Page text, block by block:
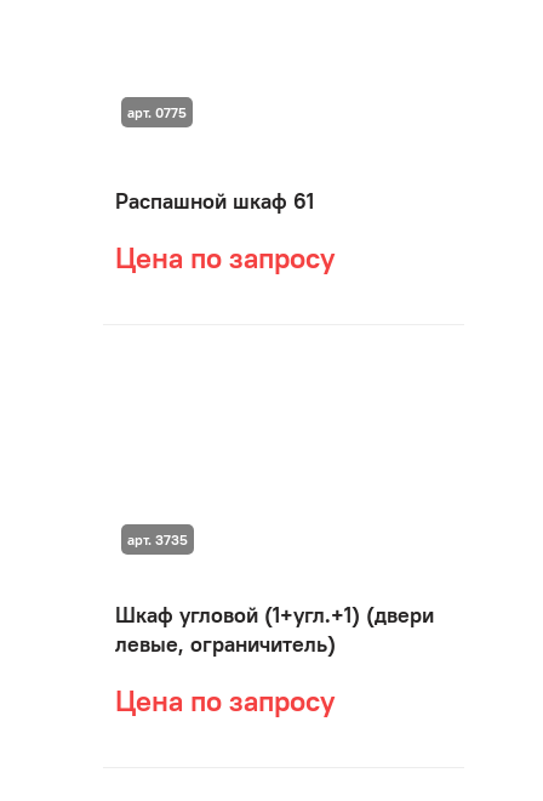
Распашной шкаф 61
Цена по запросу
арт. 0775
Шкаф угловой (1+угл.+1) (двери
левые, ограничитель)
Цена по запросу
арт. 3735